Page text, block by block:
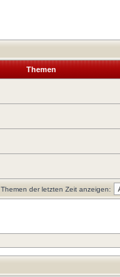
Themen
Themen der letzten Zeit anzeigen: